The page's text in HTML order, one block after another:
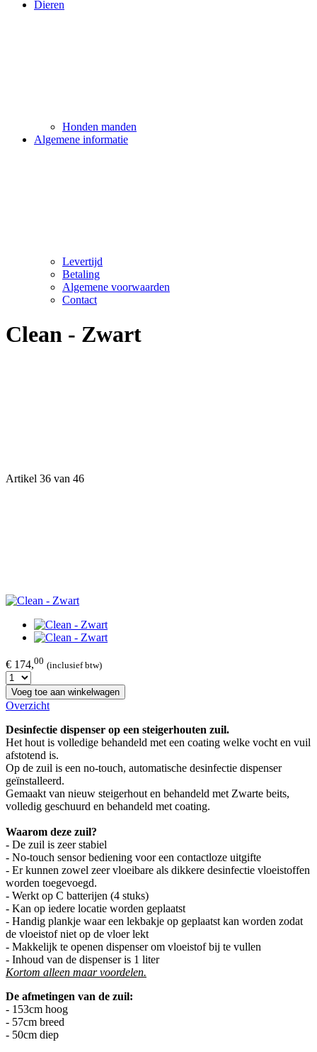
Dieren
Honden manden
Algemene informatie
Levertijd
Betaling
Algemene voorwaarden
Contact
Clean - Zwart
Artikel 36 van 46
€ 174,00 (inclusief btw)
Voeg toe aan winkelwagen
Overzicht
Desinfectie dispenser op een steigerhouten zuil.
Het hout is volledige behandeld met een coating welke vocht en vuil
afstotend is.
Op de zuil is een no-touch, automatische desinfectie dispenser
geïnstalleerd.
Gemaakt van nieuw steigerhout en behandeld met Zwarte beits,
volledig geschuurd en behandeld met coating.
Waarom deze zuil?
- De zuil is zeer stabiel
- No-touch sensor bediening voor een contactloze uitgifte
- Er kunnen zowel zeer vloeibare als dikkere desinfectie vloeistoffen
worden toegevoegd.
- Werkt op C batterijen (4 stuks)
- Kan op iedere locatie worden geplaatst
- Handig plankje waar een lekbakje op geplaatst kan worden zodat
de vloeistof niet op de vloer lekt
- Makkelijk te openen dispenser om vloeistof bij te vullen
- Inhoud van de dispenser is 1 liter
Kortom alleen maar voordelen.
De afmetingen van de zuil:
- 153cm hoog
- 57cm breed
- 50cm diep